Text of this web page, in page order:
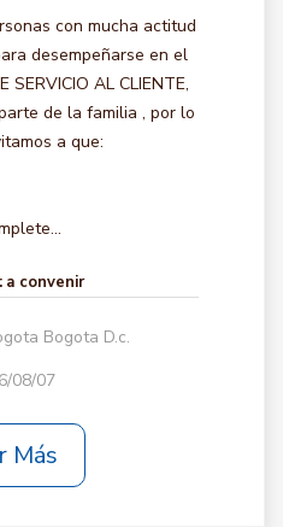
con mucha actitud
desempeñarse en el
SERVICIO AL CLIENTE,
de la familia , por lo
a que:
a convenir
Bogota D.c.
08/07
Más